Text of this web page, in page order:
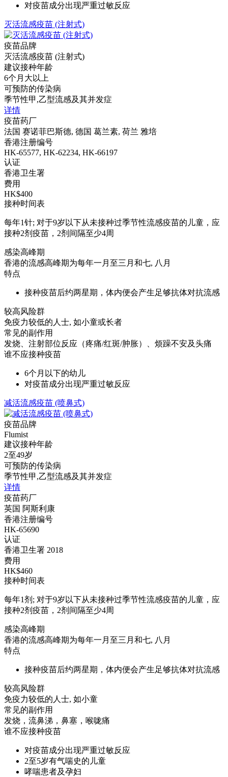
对疫苗成分出现严重过敏反应
灭活流感疫苗 (注射式)
疫苗品牌
灭活流感疫苗 (注射式)
建议接种年龄
6个月大以上
可预防的传染病
季节性甲,乙型流感及其并发症
详情
疫苗药厂
法国 赛诺菲巴斯德, 德国 葛兰素, 荷兰 雅培
香港注册编号
HK-65577, HK-62234, HK-66197
认证
香港卫生署
费用
HK$400
接种时间表
每年1针; 对于9岁以下从未接种过季节性流感疫苗的儿童，应
接种2剂疫苗，2剂间隔至少4周
感染高峰期
香港的流感高峰期为每年一月至三月和七, 八月
特点
接种疫苗后约两星期，体内便会产生足够抗体对抗流感
较高风险群
免疫力较低的人士, 如小童或长者
常见的副作用
发烧、注射部位反应（疼痛/红斑/肿胀）、烦躁不安及头痛
谁不应接种疫苗
6个月以下的幼儿
对疫苗成分出现严重过敏反应
减活流感疫苗 (喷鼻式)
疫苗品牌
Flumist
建议接种年龄
2至49岁
可预防的传染病
季节性甲,乙型流感及其并发症
详情
疫苗药厂
英国 阿斯利康
香港注册编号
HK-65690
认证
香港卫生署 2018
费用
HK$460
接种时间表
每年1剂; 对于9岁以下从未接种过季节性流感疫苗的儿童，应
接种2剂疫苗，2剂间隔至少4周
感染高峰期
香港的流感高峰期为每年一月至三月和七, 八月
特点
接种疫苗后约两星期，体内便会产生足够抗体对抗流感
较高风险群
免疫力较低的人士, 如小童
常见的副作用
发烧，流鼻涕，鼻塞，喉咙痛
谁不应接种疫苗
对疫苗成分出现严重过敏反应
2至5岁有气喘史的儿童
哮喘患者及孕妇